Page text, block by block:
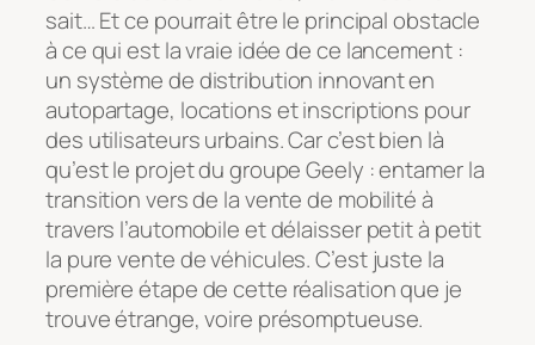
sait… Et ce pourrait être le principal obstacle
à ce qui est la vraie idée de ce lancement :
un système de distribution innovant en
autopartage, locations et inscriptions pour
des utilisateurs urbains. Car c’est bien là
qu’est le projet du groupe Geely : entamer la
transition vers de la vente de mobilité à
travers l’automobile et délaisser petit à petit
la pure vente de véhicules. C’est juste la
première étape de cette réalisation que je
trouve étrange, voire présomptueuse.